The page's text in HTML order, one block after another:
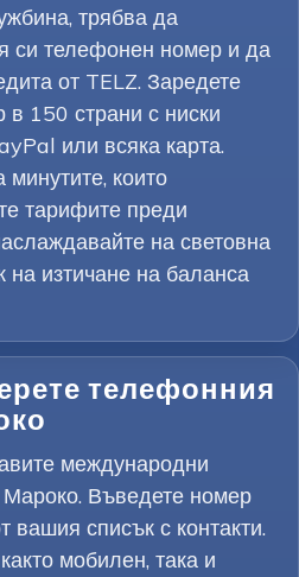
трябва да
си телефонен номер и да
от TELZ. Заредете
150 страни с ниски
или всяка карта.
минутите, които
тарифите преди
на световна
на изтичане на баланса
телефонния
международни
Въведете номер
вашия списък с контакти.
мобилен, така и